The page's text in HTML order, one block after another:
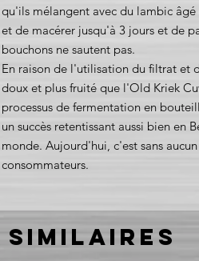
qu'ils mélangent avec du lambic
et de macérer jusqu'à 3 jours et de
bouchons ne sautent pas.
En raison de l'utilisation du filtrat et
doux et plus fruité que l'Old Kriek
processus de fermentation en
un succès retentissant aussi bien en
monde. Aujourd'hui, c'est sans
consommateurs.